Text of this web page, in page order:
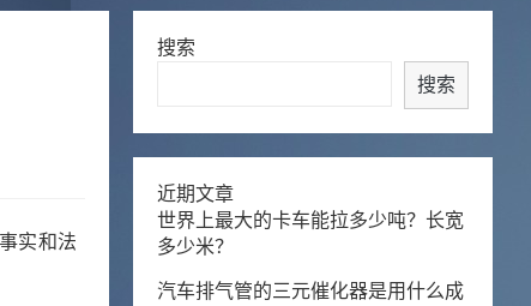
实和法
搜索
搜索
近期文章
世界上最大的卡车能拉多少吨？长宽
多少米？
汽车排气管的三元催化器是用什么成